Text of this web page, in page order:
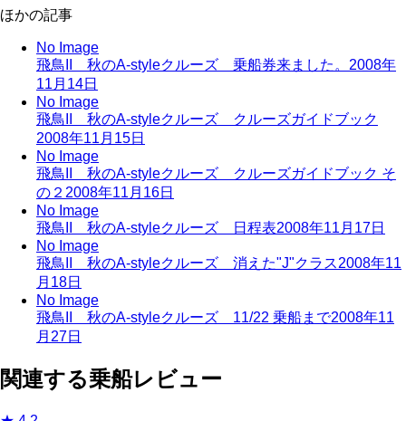
ほかの記事
No Image
飛鳥II 秋のA-styleクルーズ 乗船券来ました。 2008年
11月14日
No Image
飛鳥II 秋のA-styleクルーズ クルーズガイドブック
2008年11月15日
No Image
飛鳥II 秋のA-styleクルーズ クルーズガイドブック そ
の２ 2008年11月16日
No Image
飛鳥II 秋のA-styleクルーズ 日程表2008年11月17日
No Image
飛鳥II 秋のA-styleクルーズ 消えた"J"クラス2008年11
月18日
No Image
飛鳥II 秋のA-styleクルーズ 11/22 乗船まで2008年11
月27日
関連する乗船レビュー